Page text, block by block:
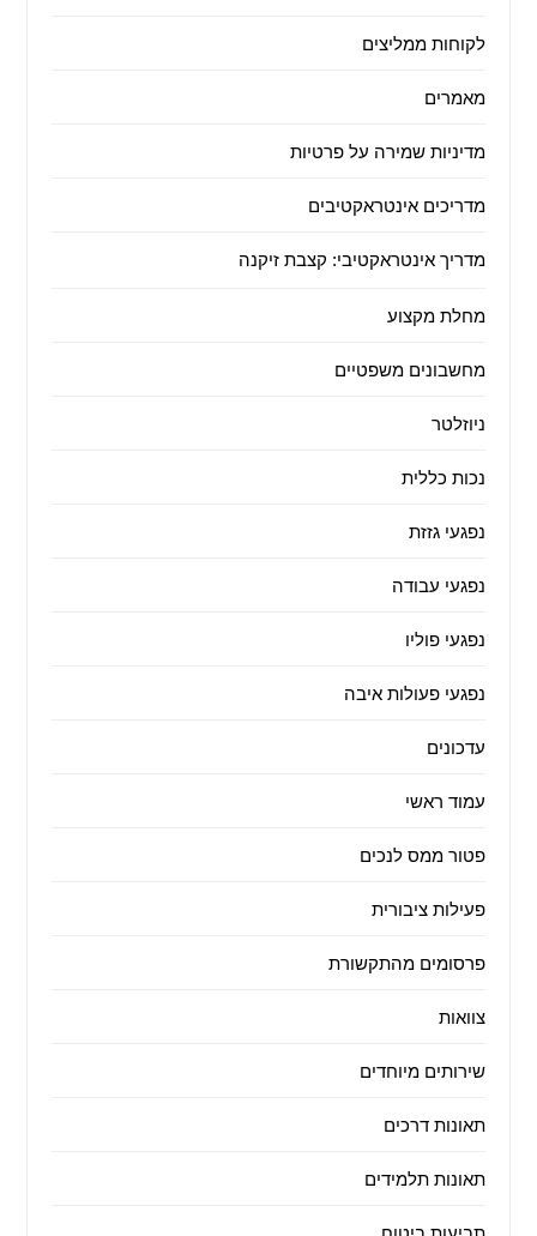
לקוחות ממליצים
מאמרים
מדיניות שמירה על פרטיות
מדריכים אינטראקטיבים
מדריך אינטראקטיבי: קצבת זיקנה
מחלת מקצוע
מחשבונים משפטיים
ניוזלטר
נכות כללית
נפגעי גזזת
נפגעי עבודה
נפגעי פוליו
נפגעי פעולות איבה
עדכונים
עמוד ראשי
פטור ממס לנכים
פעילות ציבורית
פרסומים מהתקשורת
צוואות
שירותים מיוחדים
תאונות דרכים
תאונות תלמידים